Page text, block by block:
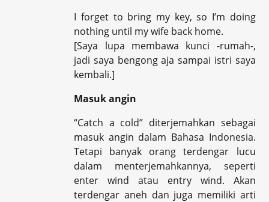
I forget to bring my key, so I’m doing
nothing until my wife back home.
[Saya lupa membawa kunci -rumah-,
jadi saya bengong aja sampai istri saya
kembali.]
Masuk angin
“Catch a cold” diterjemahkan sebagai
masuk angin dalam Bahasa Indonesia.
Tetapi banyak orang terdengar lucu
dalam menterjemahkannya, seperti
enter wind atau entry wind. Akan
terdengar aneh dan juga memiliki arti